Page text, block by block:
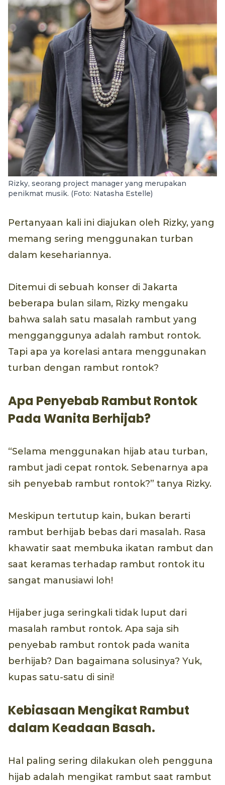
Rizky, seorang project manager yang merupakan
penikmat musik. (Foto: Natasha Estelle)
Pertanyaan kali ini diajukan oleh Rizky, yang
memang sering menggunakan turban
dalam kesehariannya.
Ditemui di sebuah konser di Jakarta
beberapa bulan silam, Rizky mengaku
bahwa salah satu masalah rambut yang
mengganggunya adalah rambut rontok.
Tapi apa ya korelasi antara menggunakan
turban dengan rambut rontok?
Apa Penyebab Rambut Rontok
Pada Wanita Berhijab?
“Selama menggunakan hijab atau turban,
rambut jadi cepat rontok. Sebenarnya apa
sih penyebab rambut rontok?” tanya Rizky.
Meskipun tertutup kain, bukan berarti
rambut berhijab bebas dari masalah. Rasa
khawatir saat membuka ikatan rambut dan
saat keramas terhadap rambut rontok itu
sangat manusiawi loh!
Hijaber juga seringkali tidak luput dari
masalah rambut rontok. Apa saja sih
penyebab rambut rontok pada wanita
berhijab? Dan bagaimana solusinya? Yuk,
kupas satu-satu di sini!
Kebiasaan Mengikat Rambut
dalam Keadaan Basah.
Hal paling sering dilakukan oleh pengguna
hijab adalah mengikat rambut saat rambut